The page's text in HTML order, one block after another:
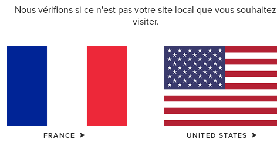
Nous vérifions si ce n'est pas votre site local que vous souhaitez
visiter.
FRANCE UNITED STATES